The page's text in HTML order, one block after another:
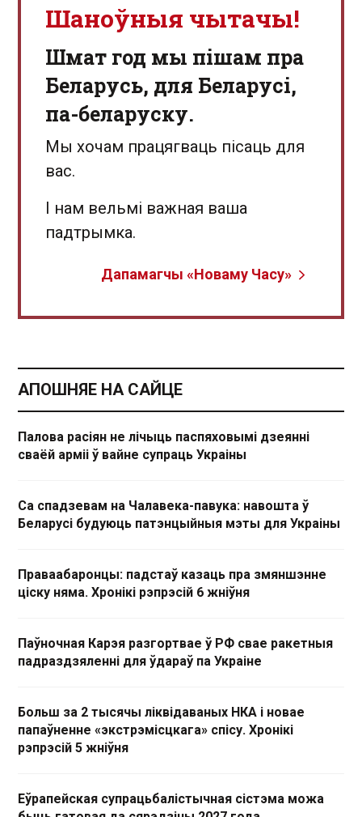
Шаноўныя чытачы!
Шмат год мы пішам пра
Беларусь, для Беларусі,
па-беларуску.
Мы хочам працягваць пісаць для
вас.
І нам вельмі важная ваша
падтрымка.
Дапамагчы «Новаму Часу»
АПОШНЯЕ НА САЙЦЕ
Палова расіян не лічыць паспяховымі дзеянні
сваёй арміі ў вайне супраць Украіны
Са спадзевам на Чалавека-павука: навошта ў
Беларусі будуюць патэнцыйныя мэты для Украіны
Праваабаронцы: падстаў казаць пра змяншэнне
ціску няма. Хронікі рэпрэсій 6 жніўня
Паўночная Карэя разгортвае ў РФ свае ракетныя
падраздзяленні для ўдараў па Украіне
Больш за 2 тысячы ліквідаваных НКА і новае
папаўненне «экстрэмісцкага» спісу. Хронікі
рэпрэсій 5 жніўня
Еўрапейская супрацьбалістычная сістэма можа